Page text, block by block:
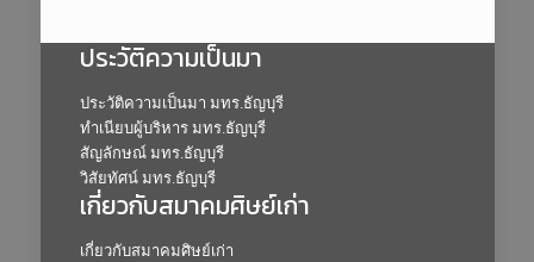
ประวัติความเป็นมา
ประวัติความเป็นมา มทร.ธัญบุรี
ทำเนียบผู้บริหาร มทร.ธัญบุรี
สัญลักษณ์ มทร.ธัญบุรี
วิสัยทัศน์ มทร.ธัญบุรี
เกี่ยวกับสมาคมศิษย์เก่า
เกี่ยวกับสมาคมศิษย์เก่า